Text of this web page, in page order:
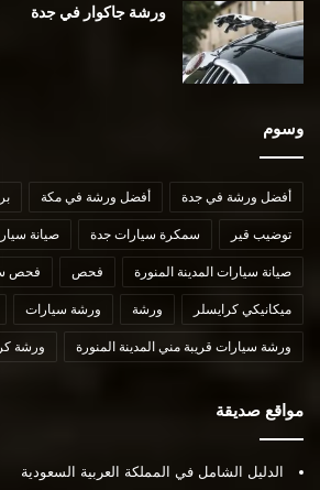
ورشة جاكوار في جدة
وسوم
أفضل ورشة في جدة أفضل ورشة في مكة
توضيب قير سمكرة سيارات جدة صيانة
صيانة سيارات المدينة المنورة فحص فحص
ميكانيكي كرايسلر ورشة ورشة سيارات
ورشة سيارات قريبة مني المدينة المنورة ورشة
مواقع صديقة
الدليل الشامل في المملكة العربية السعودية